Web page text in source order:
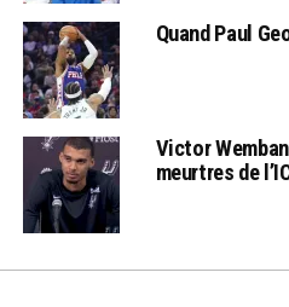
Quand Paul
Victor
meurtres de